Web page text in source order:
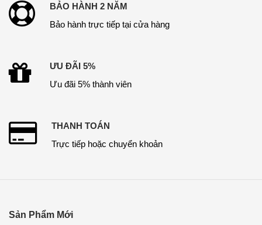
BẢO HÀNH 2 NĂM
Bảo hành trực tiếp tại cửa hàng
ƯU ĐÃI 5%
Ưu đãi 5% thành viên
THANH TOÁN
Trực tiếp hoặc chuyển khoản
Sản Phẩm Mới